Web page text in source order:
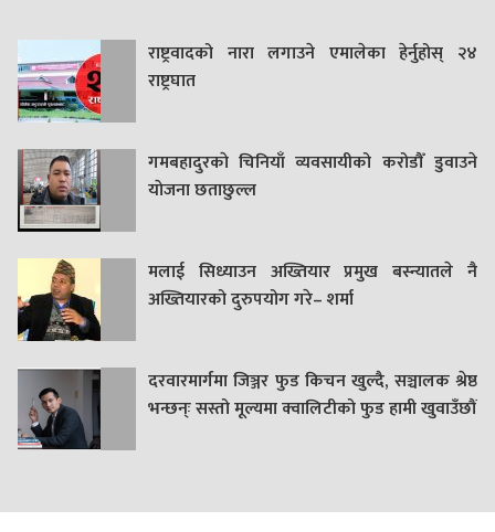
राष्ट्रवादको नारा लगाउने एमालेका हेर्नुहोस् २४
राष्ट्रघात
गमबहादुरकाे चिनियाँ व्यवसायीको करोडौँ डुवाउने
याेजना छताछुल्ल
मलाई सिध्याउन अख्तियार प्रमुख बस्न्यातले नै
अख्तियारको दुरुपयोग गरे– शर्मा
दरवारमार्गमा जिञ्जर फुड किचन खुल्दै, सञ्चालक श्रेष्ठ
भन्छन्ः सस्तो मूल्यमा क्वालिटीको फुड हामी खुवाउँछौं